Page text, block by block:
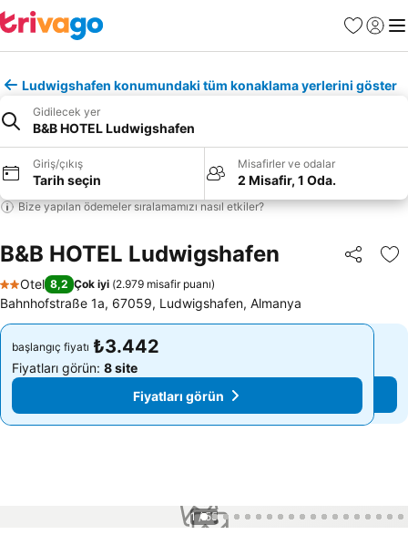
Favoriler
Giriş
Ludwigshafen konumundaki tüm konaklama yerlerini göster
Gidilecek yer
B&B HOTEL Ludwigshafen
Giriş/çıkış
Tarih seçin
Misafirler ve odalar
2 Misafir, 1 Oda.
Bize yapılan ödemeler sıralamamızı nasıl etkiler?
B&B HOTEL Ludwigshafen Paylaş
2 Yıldız
Otel 8,2 Çok iyi (2.979 misafir puanı)
Bahnhofstraße 1a, 67059, Ludwigshafen, Almanya
başlangıç fiyatı ₺3.442
Fiyatları görün: 8 site
Fiyatları görün
başlangıç fiyatı ₺3.442
Fiyatları görün: 8 site
Fiyatları görün
1 / 55